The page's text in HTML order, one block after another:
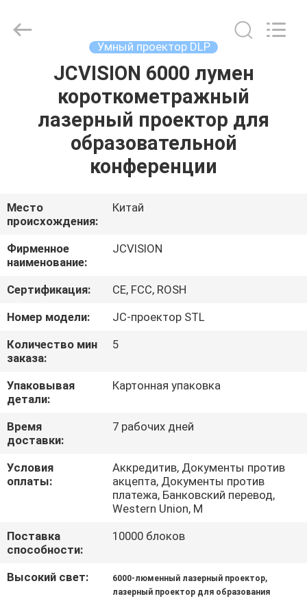
ДОМОЙ
ПРОДУКТЫ
ЭКСКУРСИЯ
ПО
ЗАВОДУ
КОНТРОЛЬ
КАЧЕСТВА
СВЯЖИТЕСЬ
С
НАМИ
НОВОСТИ
ЦИТАТУ
Interactive
Technology
Умный проектор DLP
JCVISION 6000 лумен
короткометражный
лазерный проектор для
образовательной
конференции
Место
происхождения:
Китай
Фирменное
наименование:
JCVISION
Сертификация:
CE, FCC, ROSH
Номер модели:
JC-проектор STL
Количество мин
заказа:
5
Упаковывая
детали:
Картонная упаковка
Время
доставки:
7 рабочих дней
Условия
оплаты:
Аккредитив, Документы против
акцепта, Документы против
платежа, Банковский перевод,
Western Union, M
Поставка
способности:
10000 блоков
Высокий свет: 6000-люменный лазерный проектор,
лазерный проектор для образования